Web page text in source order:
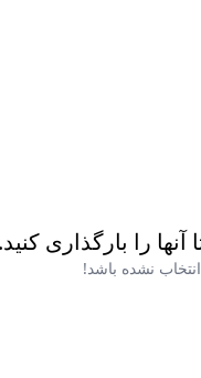
آنها را بارگذاری کنید.
نشده باشد!